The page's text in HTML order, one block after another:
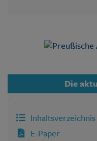
Die
Inhaltsverzeichnis
E-Paper